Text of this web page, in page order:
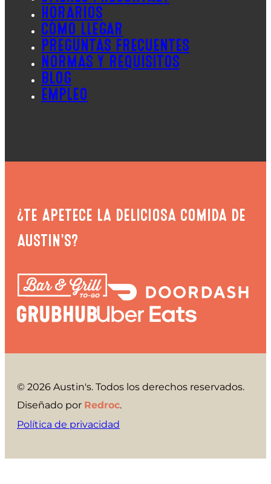
HORARIOS
CÓMO LLEGAR
PREGUNTAS FRECUENTES
NORMAS Y REQUISITOS
BLOG
EMPLEO
¿TE APETECE LA DELICIOSA COMIDA DE
AUSTIN'S?
© 2026 Austin's. Todos los derechos reservados.
Diseñado por Redroc.
Política de privacidad